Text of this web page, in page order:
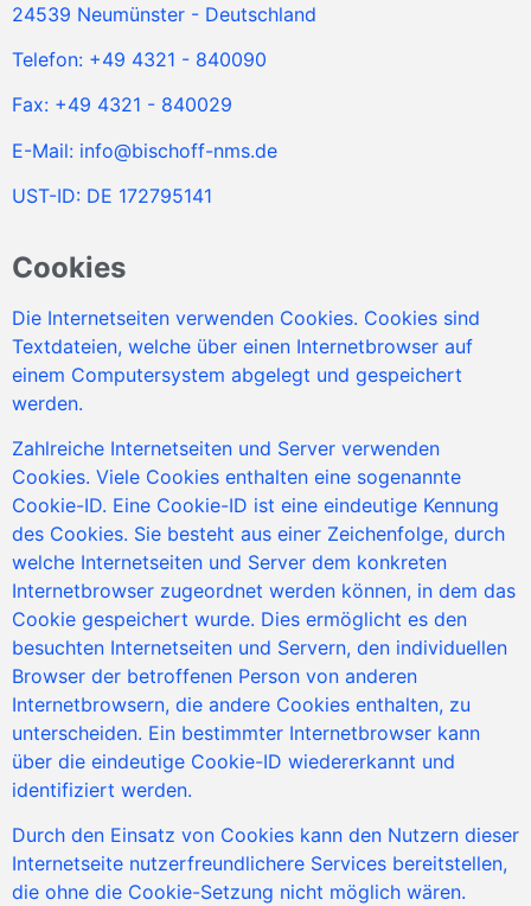
24539 Neumünster - Deutschland
Telefon: +49 4321 - 840090
Fax: +49 4321 - 840029
E-Mail: info@bischoff-nms.de
UST-ID: DE 172795141
Cookies
Die Internetseiten verwenden Cookies. Cookies sind
Textdateien, welche über einen Internetbrowser auf
einem Computersystem abgelegt und gespeichert
werden.
Zahlreiche Internetseiten und Server verwenden
Cookies. Viele Cookies enthalten eine sogenannte
Cookie-ID. Eine Cookie-ID ist eine eindeutige Kennung
des Cookies. Sie besteht aus einer Zeichenfolge, durch
welche Internetseiten und Server dem konkreten
Internetbrowser zugeordnet werden können, in dem das
Cookie gespeichert wurde. Dies ermöglicht es den
besuchten Internetseiten und Servern, den individuellen
Browser der betroffenen Person von anderen
Internetbrowsern, die andere Cookies enthalten, zu
unterscheiden. Ein bestimmter Internetbrowser kann
über die eindeutige Cookie-ID wiedererkannt und
identifiziert werden.
Durch den Einsatz von Cookies kann den Nutzern dieser
Internetseite nutzerfreundlichere Services bereitstellen,
die ohne die Cookie-Setzung nicht möglich wären.